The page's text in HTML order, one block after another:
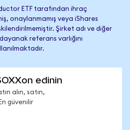
ETF tarafından ihraç
onaylanmamış veya iShares
Şirket adı ve diğer
referans varlığını
edinin
alın, satın,
güvenilir